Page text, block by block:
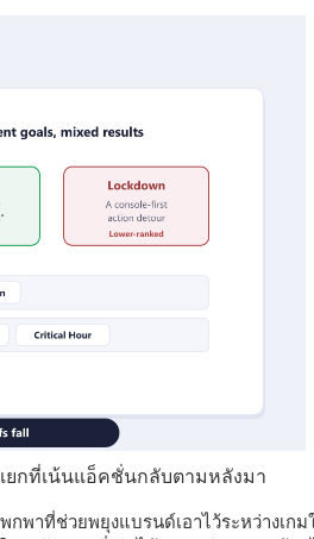
ยกที่เน้นแอ็คชั่นกลับตามหลังมา
พาที่ช่วยพยุงแบรนด์เอาไว้ระหว่างเกม